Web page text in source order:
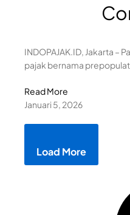
INDOPAJAK.ID, Jakarta –
pajak bernama
Read More
Januari 5, 2026
Load More